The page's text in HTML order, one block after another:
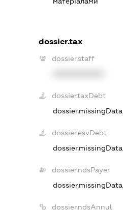
dossier.tax
dossier.staff
dossier.taxDebt
dossier.missingData
dossier.esvDebt
dossier.missingData
dossier.ndsPayer
dossier.missingData
dossier.ndsAnnul